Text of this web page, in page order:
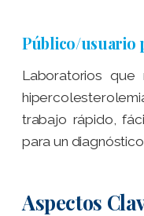
Público/usuario
Laboratorios
trabajo rápido,
para un
Aspectos